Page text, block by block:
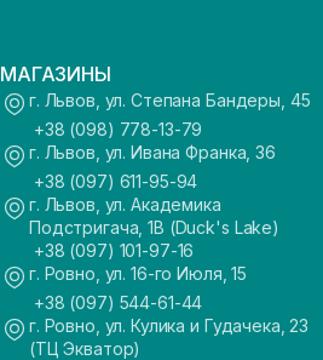
МАГАЗИНЫ
г. Львов, ул. Степана Бандеры, 45
+38 (098) 778-13-79
г. Львов, ул. Ивана Франка, 36
+38 (097) 611-95-94
г. Львов, ул. Академика
Подстригача, 1В (Duck's Lake)
+38 (097) 101-97-16
г. Ровно, ул. 16-го Июля, 15
+38 (097) 544-61-44
г. Ровно, ул. Кулика и Гудачека, 23
(ТЦ Экватор)